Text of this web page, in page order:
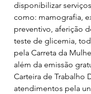
disponibilizar
como: mamografia,
preventivo, aferição
teste de glicemia,
pela Carreta da
além da emissão
Carteira de Trabalho
atendimentos pela